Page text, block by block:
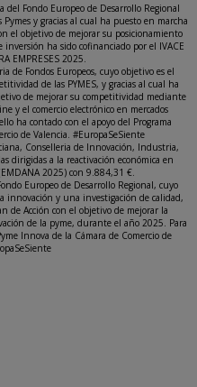
del Fondo Europeo de Desarrollo Regional
y gracias al cual ha puesto en marcha
el objetivo de mejorar su posicionamiento
ha sido cofinanciado por el IVACE
EMPRESES 2025.
de Fondos Europeos, cuyo objetivo es el
de las PYMES, y gracias al cual ha
de mejorar su competitividad mediante
y el comercio electrónico en mercados
ha contado con el apoyo del Programa
de Valencia. #EuropaSeSiente
Conselleria de Innovación, Industria,
dirigidas a la reactivación económica en
2025) con 9.884,31 €.
Europeo de Desarrollo Regional, cuyo
innovación y una investigación de calidad,
de Acción con el objetivo de mejorar la
de la pyme, durante el año 2025. Para
Innova de la Cámara de Comercio de